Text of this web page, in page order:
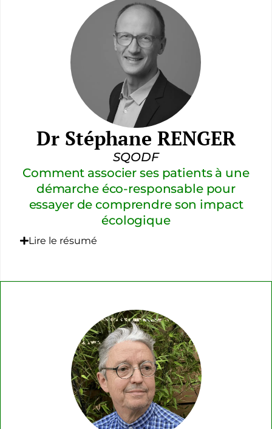
Dr Stéphane RENGER
SQODF
Comment associer ses patients à une
démarche éco-responsable pour
essayer de comprendre son impact
écologique
Lire le résumé